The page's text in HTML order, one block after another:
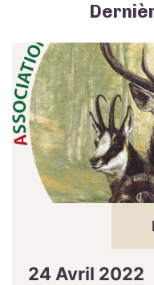
24 Avril 2022